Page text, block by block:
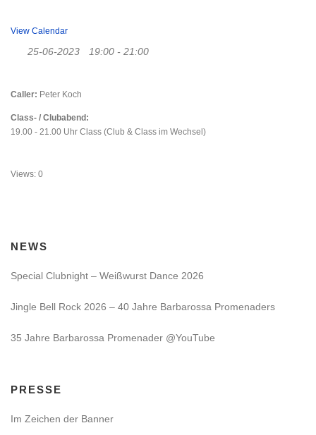
View Calendar
25-06-2023 19:00 - 21:00
Caller: Peter Koch
Class- / Clubabend:
19.00 - 21.00 Uhr Class (Club & Class im Wechsel)
Views: 0
NEWS
Special Clubnight – Weißwurst Dance 2026
Jingle Bell Rock 2026 – 40 Jahre Barbarossa Promenaders
35 Jahre Barbarossa Promenader @YouTube
PRESSE
Im Zeichen der Banner